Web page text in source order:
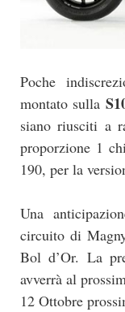
Poche
montato sulla
siano riusciti a
proporzione 1
190, per la
Una
circuito di
Bol d’Or. La
avverrà al
12 Ottobre